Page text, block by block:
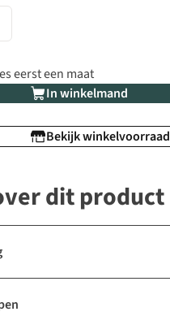
eerst een maat
In winkelmand
Bekijk winkelvoorraad
dit product